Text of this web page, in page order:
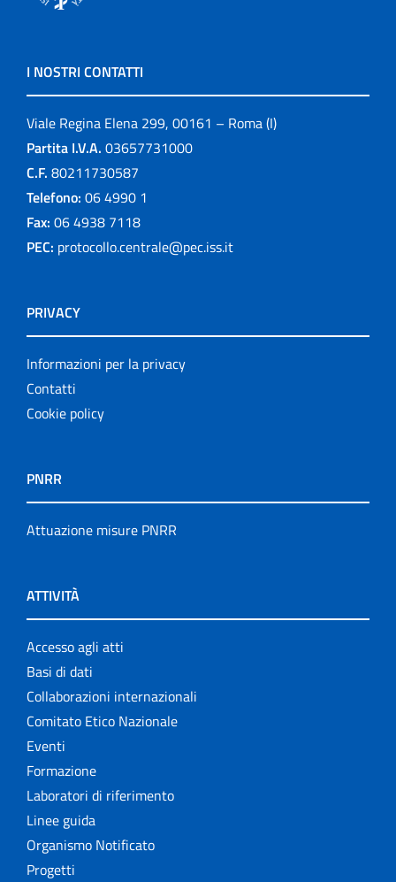
I NOSTRI CONTATTI
Viale Regina Elena 299, 00161 – Roma (I)
Partita I.V.A. 03657731000
C.F. 80211730587
Telefono: 06 4990 1
Fax: 06 4938 7118
PEC: protocollo.centrale@pec.iss.it
PRIVACY
Informazioni per la privacy
Contatti
Cookie policy
PNRR
Attuazione misure PNRR
ATTIVITÀ
Accesso agli atti
Basi di dati
Collaborazioni internazionali
Comitato Etico Nazionale
Eventi
Formazione
Laboratori di riferimento
Linee guida
Organismo Notificato
Progetti